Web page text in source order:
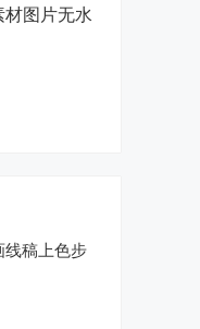
图片无水
线稿上色步